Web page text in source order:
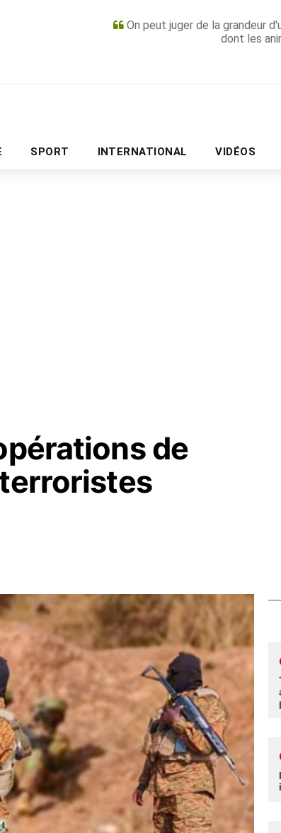
On peut juger de la grandeur
dont les
SPORT INTERNATIONAL VIDÉOS
PUBLICITÉ
de
terroristes